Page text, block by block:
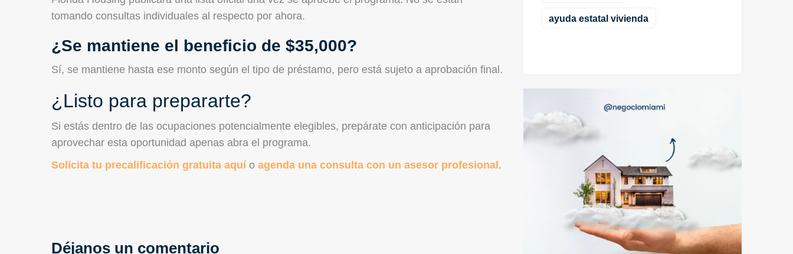
tomando consultas individuales al respecto por ahora.
¿Se mantiene el beneficio de $35,000?
Sí, se mantiene hasta ese monto según el tipo de préstamo, pero está sujeto a aprobación final.
¿Listo para prepararte?
Si estás dentro de las ocupaciones potencialmente elegibles, prepárate con anticipación para
aprovechar esta oportunidad apenas abra el programa.
Solicita tu precalificación gratuita aquí o agenda una consulta con un asesor profesional .
Déjanos un comentario
ayuda estatal vivienda